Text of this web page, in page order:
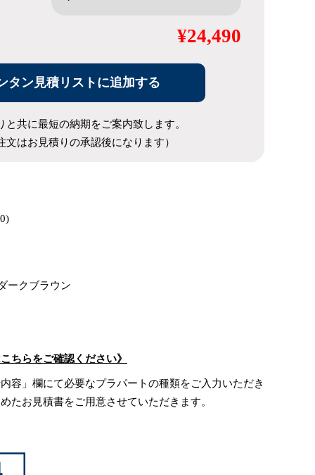
¥24,490
タン見積リストに追加する
と共に最短の納期をご案内致します。
文はお見積りの承認後になります）
ークブラウン
ちらをご確認ください》
容」欄にて必要なプラパートの種類をご入力いただき
たお見積書をご用意させていただきます。